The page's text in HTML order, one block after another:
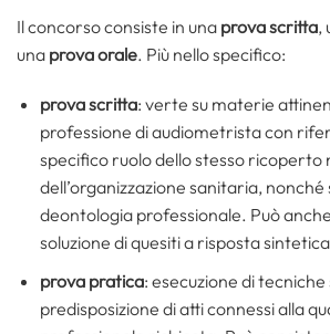
Il concorso consiste in una prova scritta,
una prova orale. Più nello specifico:
prova scritta: verte su materie
professione di audiometrista con
specifico ruolo dello stesso ricoperto
dell’organizzazione sanitaria, nonché
deontologia professionale. Può
soluzione di quesiti a risposta sintetica
prova pratica: esecuzione di
predisposizione di atti connessi alla